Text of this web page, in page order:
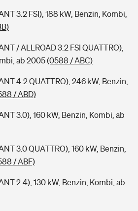
3.2 FSI), 188 kW, Benzin, Kombi,
/ ALLROAD 3.2 FSI QUATTRO),
ab 2005(0588 / ABC)
4.2 QUATTRO), 246 kW, Benzin,
/ ABD)
3.0), 160 kW, Benzin, Kombi, ab
3.0 QUATTRO), 160 kW, Benzin,
/ ABF)
2.4), 130 kW, Benzin, Kombi, ab